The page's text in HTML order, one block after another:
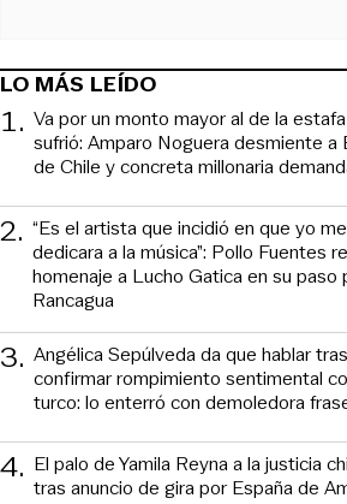
LO MÁS LEÍDO
1. Va por un monto mayor al de la
sufrió: Amparo Noguera desmiente a
de Chile y concreta millonaria
2. “Es el artista que incidió en que yo me
dedicara a la música”: Pollo Fuentes
homenaje a Lucho Gatica en su paso
Rancagua
3. Angélica Sepúlveda da que hablar tras
confirmar rompimiento sentimental
turco: lo enterró con demoledora
4. El palo de Yamila Reyna a la justicia
tras anuncio de gira por España de